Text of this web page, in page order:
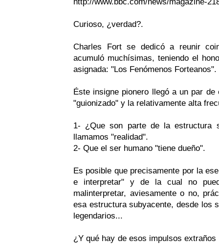
Curioso, ¿verdad?.
Charles Fort se dedicó a reunir
acumuló muchísimas, teniendo el
asignada: "Los Fenómenos Forteanos".
Éste insigne pionero llegó a un par
"guionizado" y la relativamente alta
1- ¿Que son parte de la estructura
llamamos "realidad".
2- Que el ser humano "tiene dueño".
Es posible que precisamente por la
e interpretar" y de la cual no
malinterpretar, aviesamente o no,
esa estructura subyacente, desde los
legendarios...
¿Y qué hay de esos impulsos